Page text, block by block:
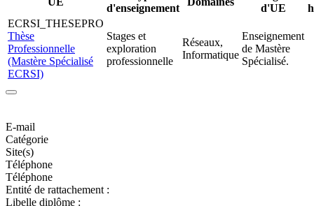
d'enseignement
d'UE
ECRSI_THESEPRO
Thèse
Professionnelle
(Mastère Spécialisé
ECRSI)
Stages et
exploration
professionnelle
Réseaux,
Informatique
Enseignement
de Mastère
Spécialisé.
E-mail
Catégorie
Site(s)
Téléphone
Téléphone
Entité de rattachement :
Libelle diplôme :